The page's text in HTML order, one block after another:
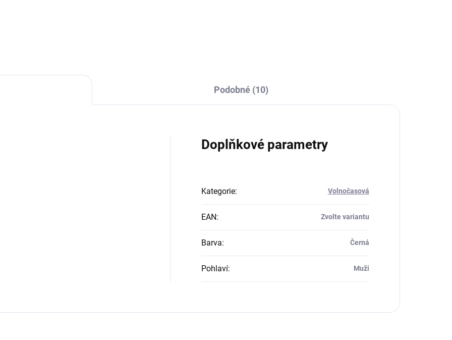
Podobné (10)
Doplňkové parametry
Kategorie: Volnočasová
EAN: Zvolte variantu
Barva: Černá
Pohlaví: Muži